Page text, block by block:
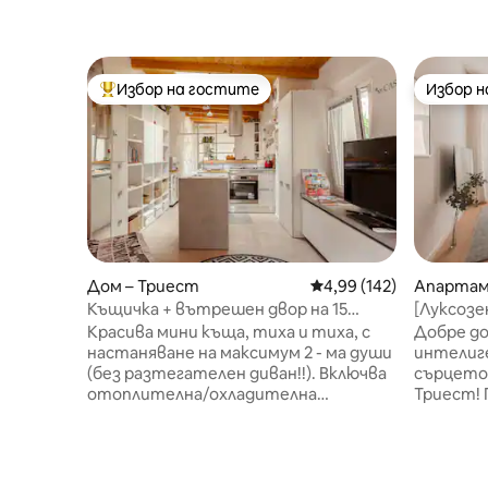
Най-популярен избор на гостите
Избор на гостите
Дом – Триест Средна оценка: 4,99
4,99 (142)
Къщичка + вътрешен двор на 15
минути пеша от Corso Italia
Красива мини къща, тиха и тиха, с
настаняване на максимум 2 - ма души
(без разтегателен диван!!). Включва
отоплителна/охладителна
Избор
Избор
Добре
Триест! Големите пространства и